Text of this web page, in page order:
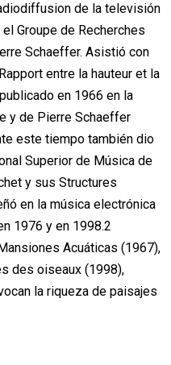
de la televisión
el Groupe de Recherches
Schaeffer. Asistió con
entre la hauteur et la
en 1966 en la
y de Pierre Schaeffer
este tiempo también dio
Superior de Música de
y sus Structures
en la música electrónica
1976 y en 1998.2​
Acuáticas (1967),
des oiseaux (1998),
la riqueza de paisajes